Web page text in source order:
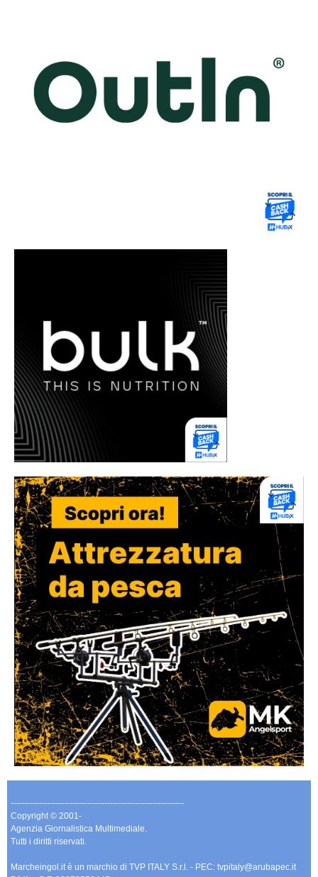
-------------------------------------------------------------
Copyright © 2001-
Agenzia Giornalistica Multimediale.
Tutti i diritti riservati.
Marcheingol.it è un marchio di TVP ITALY S.r.l. - PEC: tvpitaly@arubapec.it